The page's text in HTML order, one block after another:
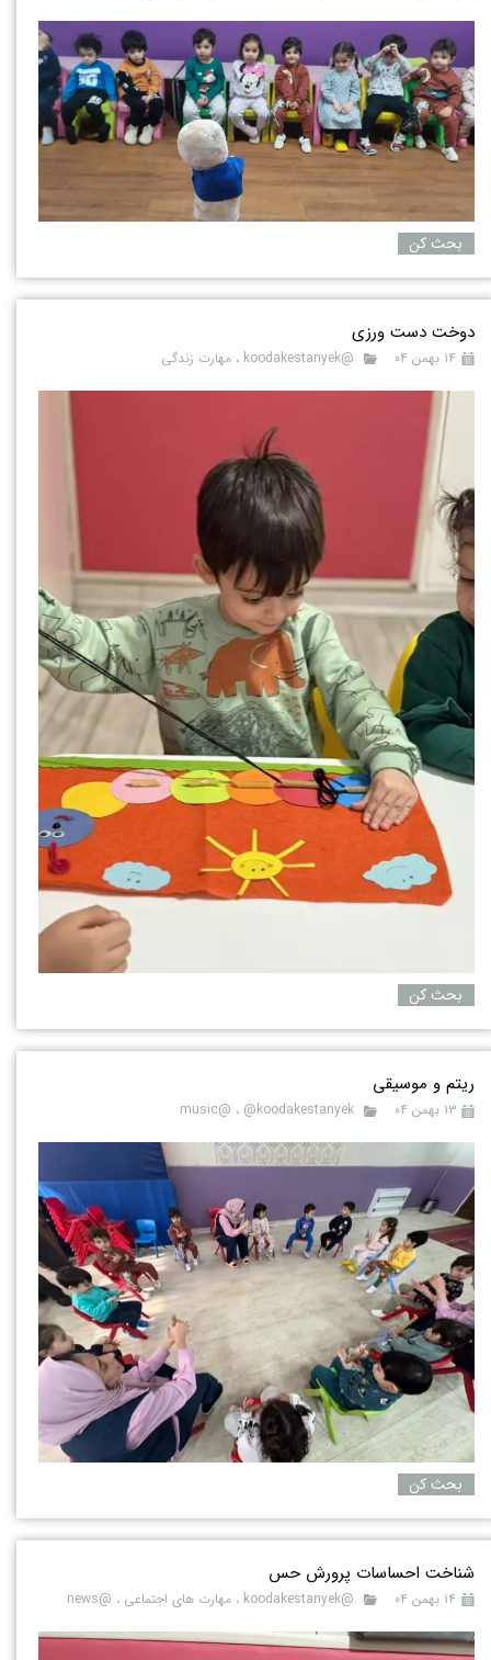
بحث کن
دوخت دست ورزی
۱۴ بهمن ۰۴ @koodakestanyek ، مهارت زندگی
بحث کن
ریتم و موسیقی
۱۳ بهمن ۰۴ music@ ، @koodakestanyek
بحث کن
شناخت احساسات پرورش حس
۱۴ بهمن ۰۴ @koodakestanyek ، مهارت های اجتماعی ، @news